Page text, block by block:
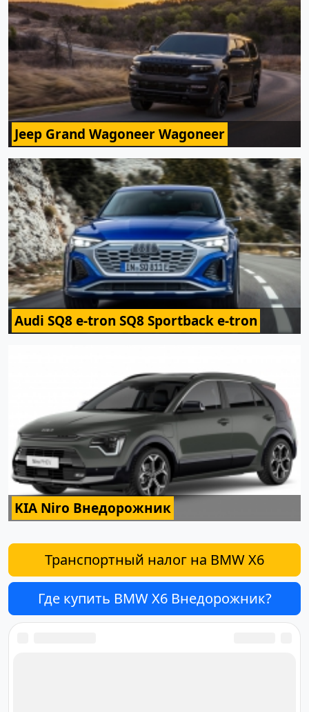
Jeep Grand Wagoneer Wagoneer
Audi SQ8 e-tron SQ8 Sportback e-tron
KIA Niro Внедорожник
Транспортный налог на BMW X6
Где купить BMW X6 Внедорожник?